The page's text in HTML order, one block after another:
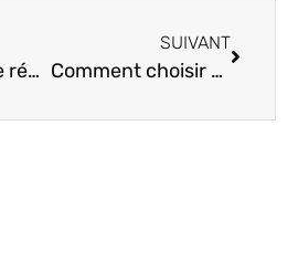
Quels types de réchauds électriques choisir : classique, induction ou vitrocéramique ?
SUIVANT
Comment choisir un service traiteur gastronomique pour un mariage ?